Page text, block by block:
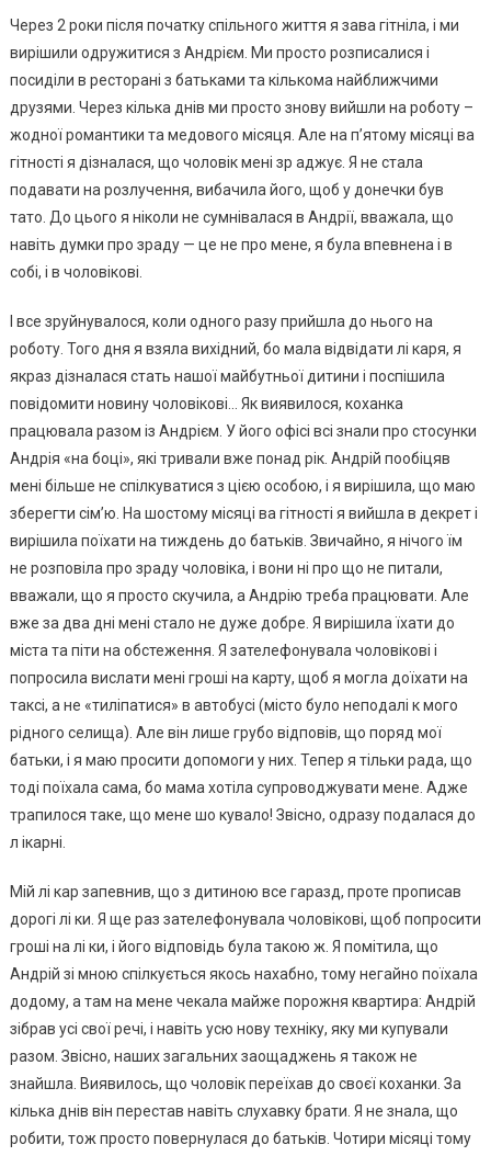
Через 2 роки після початку спільного життя я зава гітніла, і ми
вирішили одружитися з Андрієм. Ми просто розписалися і
посиділи в ресторані з батьками та кількома найближчими
друзями. Через кілька днів ми просто знову вийшли на роботу –
жодної романтики та медового місяця. Але на п’ятому місяці ва
гітності я дізналася, що чоловік мені зр аджує. Я не стала
подавати на розлучення, вибачила його, щоб у донечки був
тато. До цього я ніколи не сумнівалася в Андрії, вважала, що
навіть думки про зраду — це не про мене, я була впевнена і в
собі, і в чоловікові.
І все зруйнувалося, коли одного разу прийшла до нього на
роботу. Того дня я взяла вихідний, бо мала відвідати лі каря, я
якраз дізналася стать нашої майбутньої дитини і поспішила
повідомити новину чоловікові… Як виявилося, коханка
працювала разом із Андрієм. У його офісі всі знали про стосунки
Андрія «на боці», які тривали вже понад рік. Андрій пообіцяв
мені більше не спілкуватися з цією особою, і я вирішила, що маю
зберегти сім’ю. На шостому місяці ва гітності я вийшла в декрет і
вирішила поїхати на тиждень до батьків. Звичайно, я нічого їм
не розповіла про зраду чоловіка, і вони ні про що не питали,
вважали, що я просто скучила, а Андрію треба працювати. Але
вже за два дні мені стало не дуже добре. Я вирішила їхати до
міста та піти на обстеження. Я зателефонувала чоловікові і
попросила вислати мені гроші на карту, щоб я могла доїхати на
таксі, а не «тиліпатися» в автобусі (місто було неподалі к мого
рідного селища). Але він лише грубо відповів, що поряд мої
батьки, і я маю просити допомоги у них. Тепер я тільки рада, що
тоді поїхала сама, бо мама хотіла супроводжувати мене. Адже
трапилося таке, що мене шо кувало! Звісно, одразу подалася до
л ікарні.
Мій лі кар запевнив, що з дитиною все гаразд, проте прописав
дорогі лі ки. Я ще раз зателефонувала чоловікові, щоб попросити
гроші на лі ки, і його відповідь була такою ж. Я помітила, що
Андрій зі мною спілкується якось нахабно, тому негайно поїхала
додому, а там на мене чекала майже порожня квартира: Андрій
зібрав усі свої речі, і навіть усю нову техніку, яку ми купували
разом. Звісно, наших загальних заощаджень я також не
знайшла. Виявилось, що чоловік переїхав до своєї коханки. За
кілька днів він перестав навіть слухавку брати. Я не знала, що
робити, тож просто повернулася до батьків. Чотири місяці тому